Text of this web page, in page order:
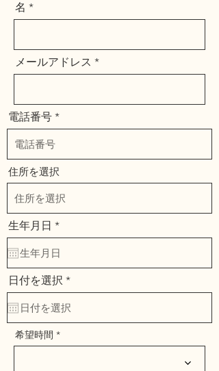
名
メールアドレス
電話番号
住所を選択
生年月日 *r
e
q
u
i
r
e
d
日付を選択 *r
e
q
u
i
e
希望時間